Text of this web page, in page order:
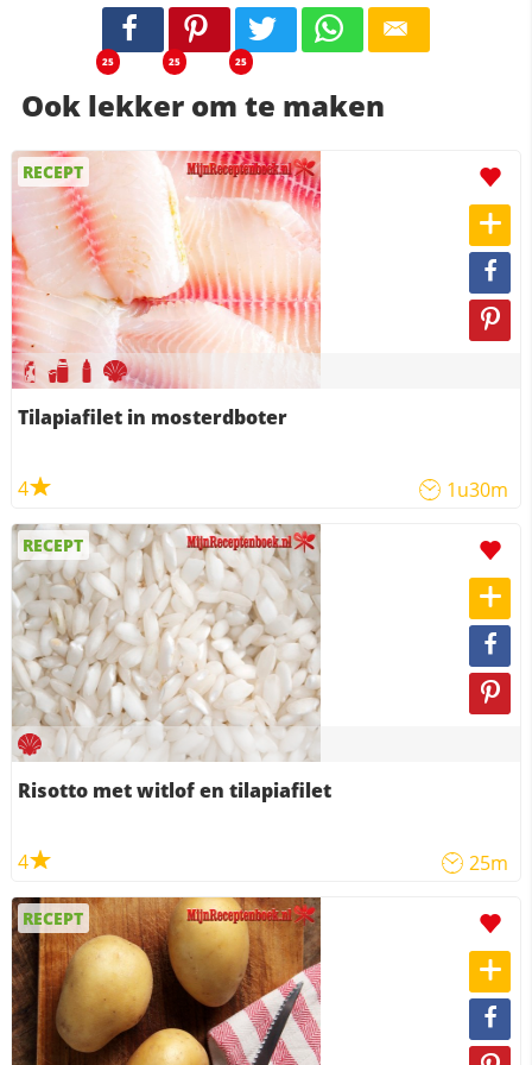
25 25 25
Ook lekker om te maken
RECEPT
Tilapiafilet in mosterdboter
4 1u30m
RECEPT
Risotto met witlof en tilapiafilet
4 25m
RECEPT